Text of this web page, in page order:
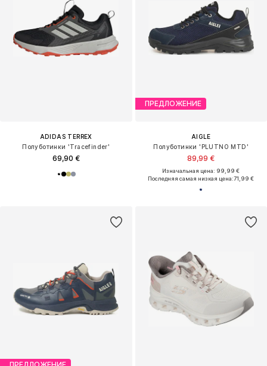
ADIDAS TERREX
Полуботинки 'Tracefinder'
69,90 €
ПРЕДЛОЖЕНИЕ
AIGLE
Полуботинки 'PLUTNO MTD'
89,99 €
Изначальная цена: 99,99 €
Последняя самая низкая цена:71,99 €